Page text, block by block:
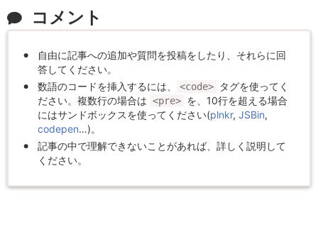
コメント
自由に記事への追加や質問を投稿をしたり、それらに回
答してください。
数語のコードを挿入するには、
<code>
タグを使ってく
ださい。複数行の場合は <pre> を、10行を超える場合
にはサンドボックスを使ってください(plnkr, JSBin,
codepen…)。
記事の中で理解できないことがあれば、詳しく説明して
ください。